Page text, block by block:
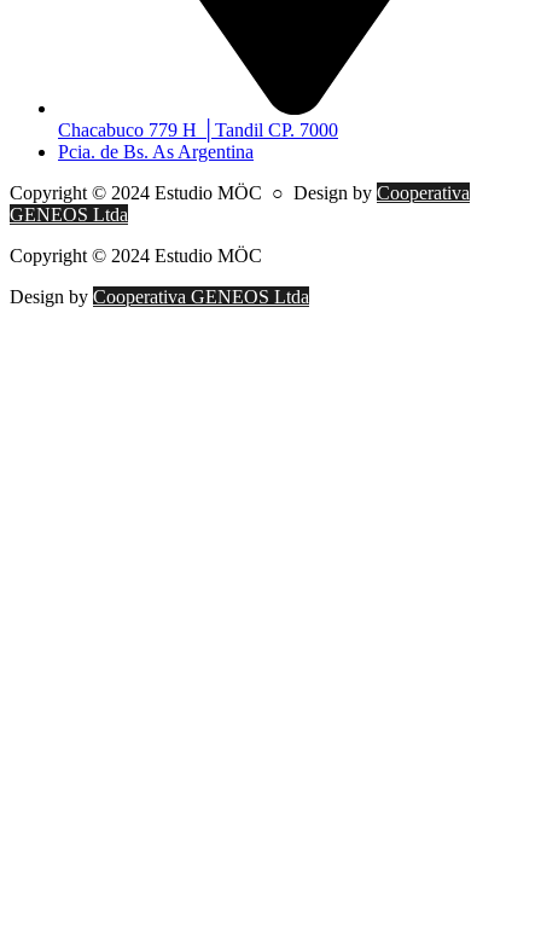
Chacabuco 779 H │Tandil CP. 7000
Pcia. de Bs. As Argentina
Copyright © 2024 Estudio MÖC ○ Design by Cooperativa
GENEOS Ltda
Copyright © 2024 Estudio MÖC
Design by Cooperativa GENEOS Ltda